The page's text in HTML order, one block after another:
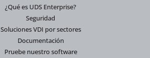
¿Qué es UDS Enterprise?
Seguridad
Soluciones VDI por sectores
Documentación
Pruebe nuestro software